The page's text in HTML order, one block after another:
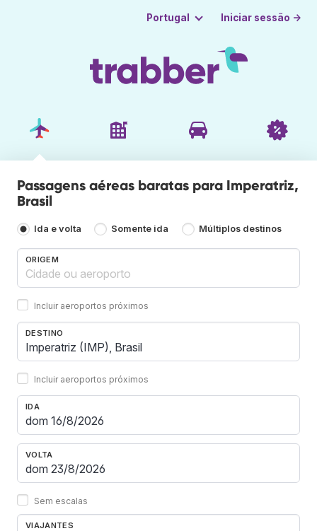
Portugal Iniciar sessão →
Passagens aéreas baratas para Imperatriz,
Brasil
Ida e volta Somente ida Múltiplos destinos
ORIGEM
Incluir aeroportos próximos
DESTINO
Incluir aeroportos próximos
IDA
VOLTA
Sem escalas
VIAJANTES